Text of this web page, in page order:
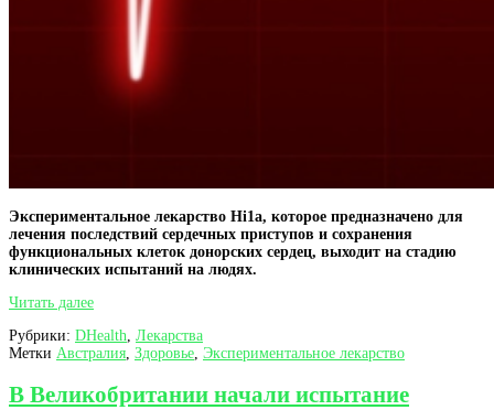
Экспериментальное лекарство Hi1a, которое предназначено для
лечения последствий сердечных приступов и сохранения
функциональных клеток донорских сердец, выходит на стадию
клинических испытаний на людях.
Читать далееЭкспериментальный
Hi1a
для
последствий
Рубрики: DHealth Лекарства
Метки Австралия Здоровье Экспериментальное лекарство
В Великобритании начали испытание